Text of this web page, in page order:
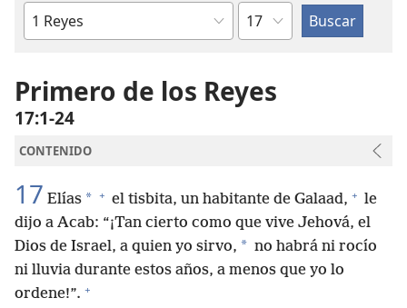
Libro
la
Biblia
Capítulo
Primero de los Reyes
17:1-24
CONTENIDO
17 Elías * + el tisbita, un habitante de Galaad, + le
dijo a Acab: “¡Tan cierto como que vive Jehová, el
Dios de Israel, a quien yo sirvo, * no habrá ni rocío
ni lluvia durante estos años, a menos que yo lo
ordene!”. +